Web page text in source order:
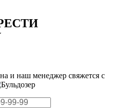
и наш менеджер свяжется с